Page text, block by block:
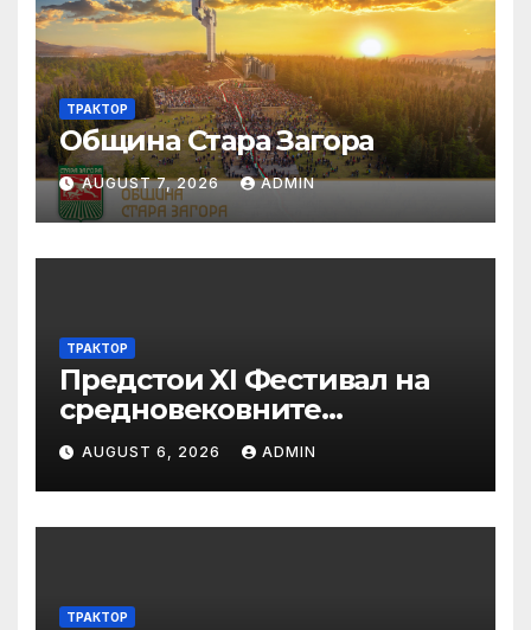
ТРАКТОР
Община Стара Загора
AUGUST 7, 2026 ADMIN
ТРАКТОР
Предстои XI Фестивал на
средновековните
традиции, бит и култура
„Калето
AUGUST 6, 2026 ADMIN
ТРАКТОР